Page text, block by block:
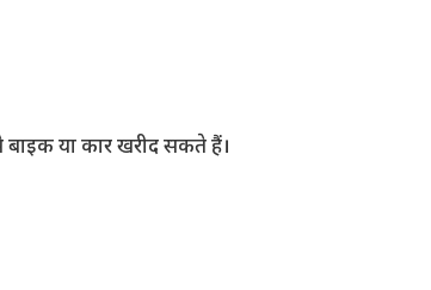
या कार खरीद सकते हैं।